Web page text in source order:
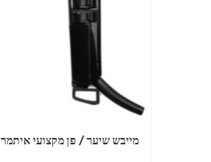
מייבש שיער / פן מקצועי איתמר 4600 Parlux